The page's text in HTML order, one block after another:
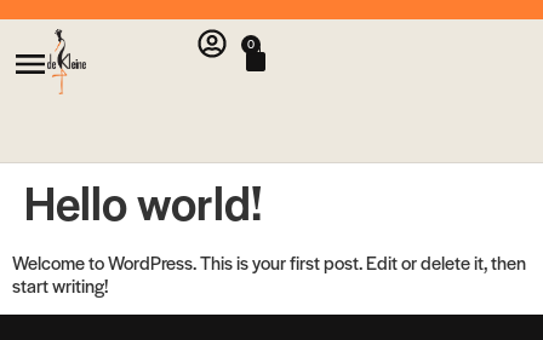
0
Hello world!
Welcome to WordPress. This is your first post. Edit or delete it, then
start writing!